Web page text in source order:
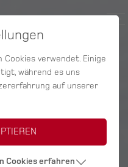
verwendet. Einige
während es uns
auf unserer
Cookies erfahren